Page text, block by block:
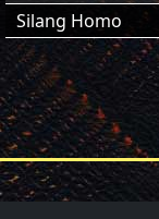
Silang Homo